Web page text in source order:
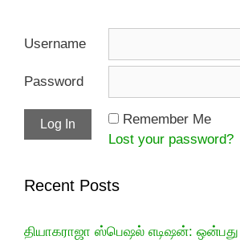
Username
Password
Remember Me
Lost your password?
Recent Posts
தியாகராஜா ஸ்பெஷல் எடிஷன்: ஒன்பது